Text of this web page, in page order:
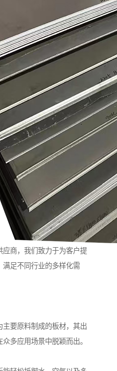
商，我们致力于为客户提
足不同行业的多样化需
要原料制成的板材，其出
多应用场景中脱颖而出。